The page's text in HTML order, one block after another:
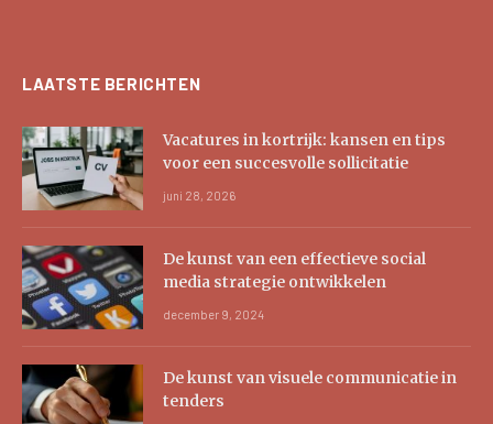
LAATSTE BERICHTEN
Vacatures in kortrijk: kansen en tips
voor een succesvolle sollicitatie
juni 28, 2026
De kunst van een effectieve social
media strategie ontwikkelen
december 9, 2024
De kunst van visuele communicatie in
tenders